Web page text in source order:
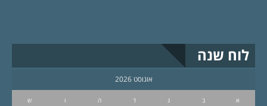
לוח שנה
אוגוסט 2026
א ב ג ד ה ו ש